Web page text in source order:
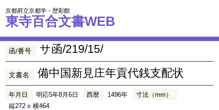
京都府立京都学・歴彩館
東寺百合文書WEB
函/番号 サ函/219/15/
文書名 備中国新見庄年貢代銭支配状
年月日 明応5年8月6日 西暦 1496年
寸法（mm）
縦272 x 横464